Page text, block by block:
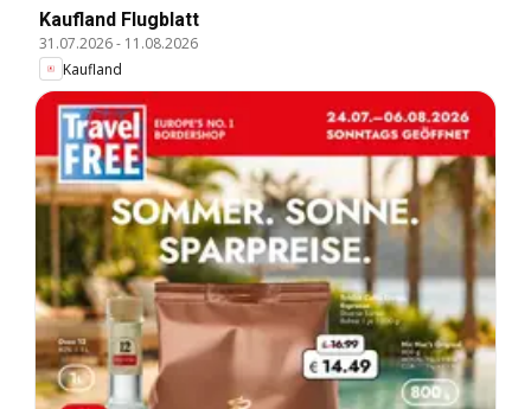
Kaufland Flugblatt
31.07.2026- 11.08.2026
Kaufland